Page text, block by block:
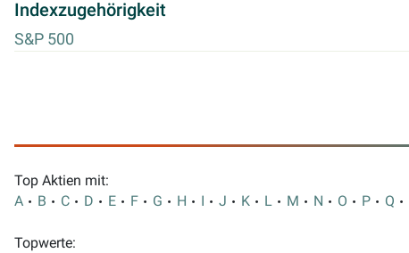
Indexzugehörigkeit
S&P 500
Top Aktien mit:
A
B C D E F G H I J K L M N O P Q
Topwerte: